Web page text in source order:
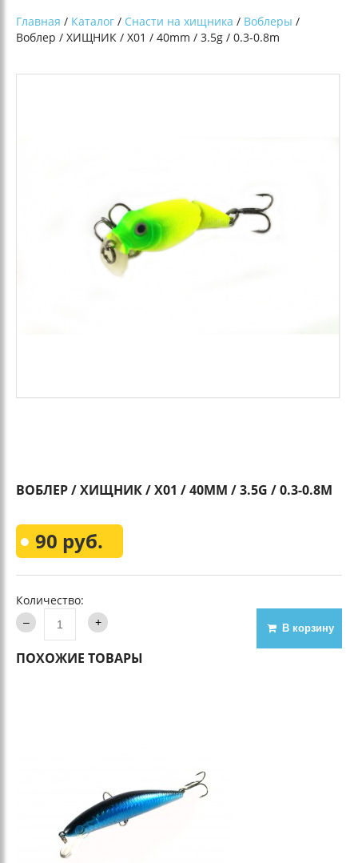
Главная / Каталог / Снасти на хищника / Воблеры /
Воблер / ХИЩНИК / Х01 / 40mm / 3.5g / 0.3-0.8m
ВОБЛЕР / ХИЩНИК / Х01 / 40MM / 3.5G / 0.3-0.8M
90 руб.
Количество:
В корзину
ПОХОЖИЕ ТОВАРЫ